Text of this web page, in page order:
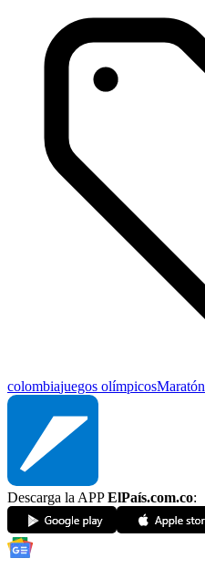
colombiajuegos olímpicosMaratón
Descarga la APPElPaís.com.co: